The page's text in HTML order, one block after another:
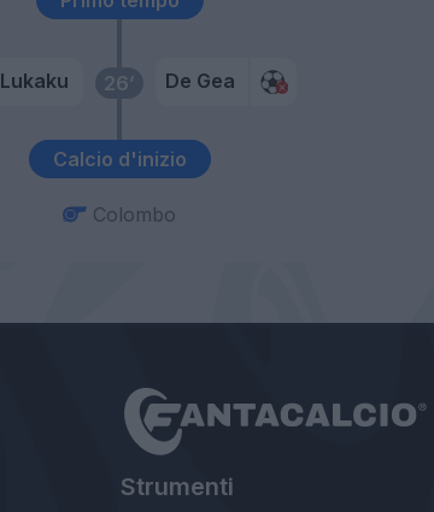
Calcio d'inizio
26’
Lukaku De Gea
Colombo
Strumenti